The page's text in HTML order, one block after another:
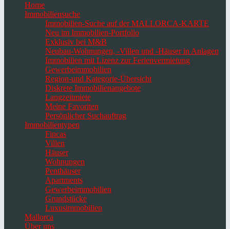
Home
Immobiliensuche
Immobilien-Suche auf der MALLORCA-KARTE
Neu im Immobilien-Portfolio
Exklusiv bei M&B
Neubau-Wohnungen, -Villen und -Häuser in Anlagen
Immobilien mit Lizenz zur Ferienvermietung
Gewerbeimmobilien
Region-und Kategorie-Übersicht
Diskrete Immobilienangebote
Langzeitmiete
Meine Favoriten
Persönlicher Suchauftrag
Immobilientypen
Fincas
Villen
Häuser
Wohnungen
Penthäuser
Apartments
Gewerbeimmobilien
Grundstücke
Luxusimmobilien
Mallorca
Über uns